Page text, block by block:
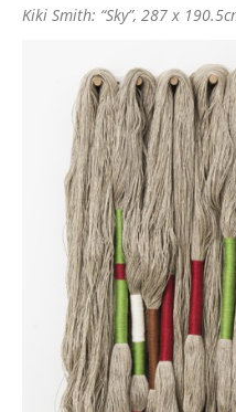
Kiki Smith: “Sky”, 287 x